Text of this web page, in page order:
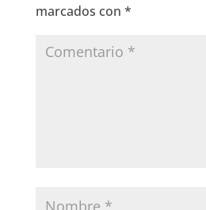
k
marcados con *